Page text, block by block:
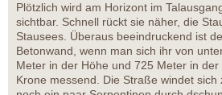
Plötzlich wird am Horizont im
sichtbar. Schnell rückt sie näher, die
Stausees. Überaus beeindruckend ist
Betonwand, wenn man sich ihr von
Meter in der Höhe und 725 Meter in
Krone messend. Die Straße windet